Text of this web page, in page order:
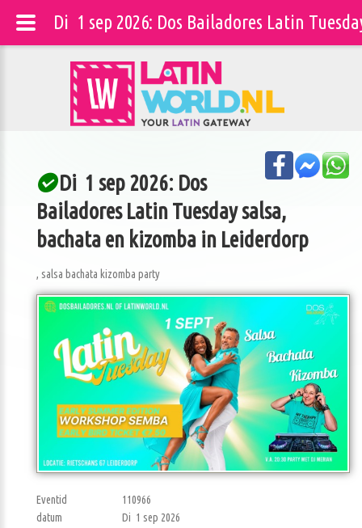
Di 1 sep 2026: Dos
Bailadores Latin Tuesday salsa,
bachata en kizomba in Leiderdorp
, salsa bachata kizomba party
Eventid
110966
datum
Di 1 sep 2026
Di 1 sep 2026: Dos Bailadores Latin